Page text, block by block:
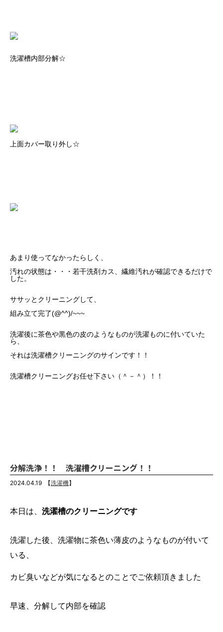
洗濯槽内部分解☆
上面カバー取り外し☆
あまり使ってなかったらしく、
汚れの状態は・・・若干洗剤カス、繊維汚れが確認できるだけで
した。
ササッとクリーニングして、
組み立て完了(@^^)/~~~
洗濯後に茶色や黒色の皮のようなものが洗濯ものに付いていた
ら、
それは洗濯槽クリーニングのサインです！！
洗濯槽クリーニングお任せ下さい（＾－＾）！！
分解洗浄！！ 洗濯槽クリーニング！！
2024.04.19 【洗濯機】
本日は、 洗濯槽のクリーニングです
洗濯した後、洗濯物に茶色い薄皮のようなものが付いて
いる、
カビ臭いなどが気になるとのことでご依頼頂きました
早速、分解して内部を確認